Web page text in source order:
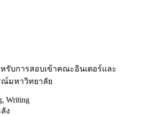
หรับการสอบเข้าคณะอินเตอร์และ
มหาวิทยาลัย
Writing
ง